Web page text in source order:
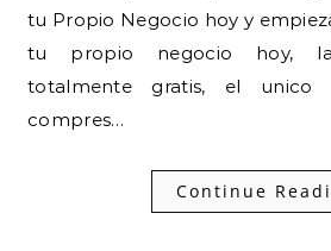
tu Propio Negocio hoy y
tu propio negocio hoy,
totalmente gratis, el unico
compres…
Continue